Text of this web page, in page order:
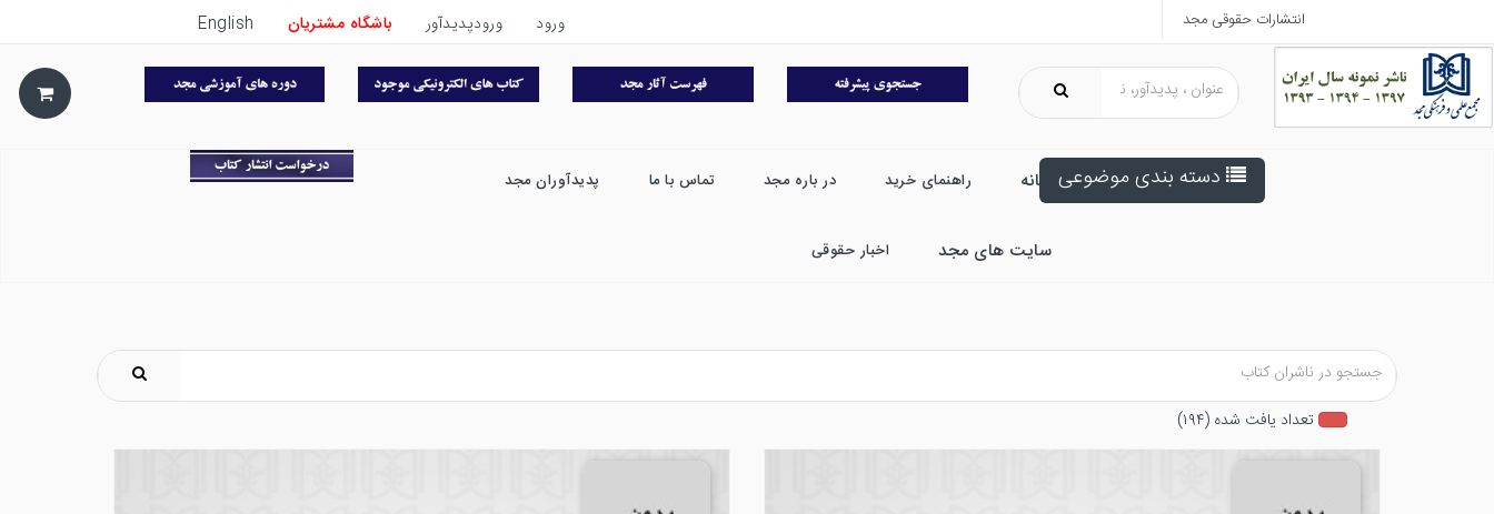
انتشارات حقوقی مجد ورود ورودپدیدآور باشگاه مشتریان English
دسته بندی موضوعی خانه راهنمای خرید در باره مجد تماس با ما پدیدآوران مجد
سایت های مجد اخبار حقوقی
تعداد يافت شده (۱۹۴)